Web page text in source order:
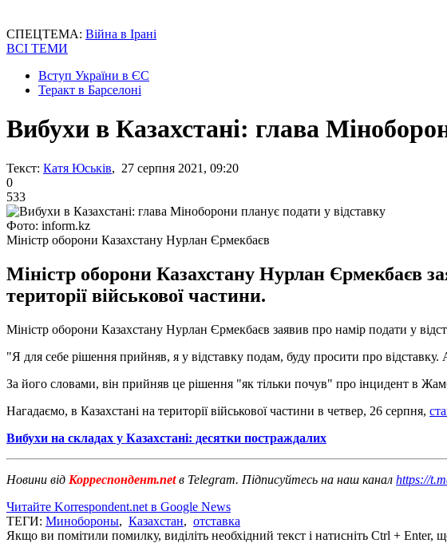
СПЕЦТЕМА: Війна в Ірані
ВСІ ТЕМИ
Вступ України в ЄС
Теракт в Барселоні
Вибухи в Казахстані: глава
Текст: Катя Юськів, 27 серпня 2021, 09:20
0
533
Фото: inform.kz
Міністр оборони Казахстану Нурлан Єрмекбаєв
Міністр оборони Казахстану Нурлан Єрмекбаєв
території військової частини.
Міністр оборони Казахстану Нурлан Єрмекбаєв заявив про намір подати у
"Я для себе рішення прийняв, я у відставку подам, буду просити про
За його словами, він прийняв це рішення "як тільки почув" про інцидент в
Нагадаємо, в Казахстані на території військової частини в четвер, 26 серпня,
Вибухи на складах у Казахстані: десятки постраждалих
Новини від Корреспондент.netв Telegram. Підписуйтесь на наш канал https://
Читайте Korrespondent.net в Google News
ТЕГИ: Минобороны, Казахстан, отставка
Якщо ви помітили помилку, виділіть необхідний текст і натисніть Ctrl + Enter,